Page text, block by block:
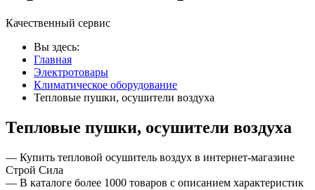
Качественный сервис
Вы здесь:
Главная
Электротовары
Климатическое оборудование
Тепловые пушки, осушители воздуха
Тепловые пушки, осушители воздуха
— Купить тепловой осушитель воздух в интернет-магазине
Строй Сила
— В каталоге более 1000 товаров с описанием характеристик